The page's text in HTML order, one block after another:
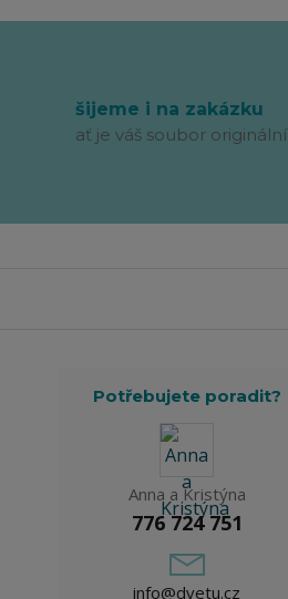
šijeme i na zakázku
ať je váš soubor originální
Potřebujete poradit?
Anna a Kristýna
776 724 751
info@dvetu.cz